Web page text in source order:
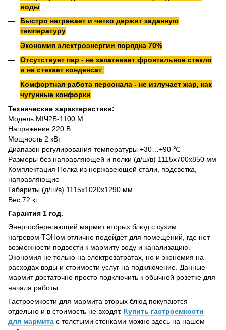
воды
Быстро нагревает и четко держит заданную
температуру
Экономия электроэнергии порядка 70%
Отсутствует пар - не запатевает фронтальное стекло
и не стекает конденсат
Комфортная работа персонала - не излучает жар, как
чугунные конфорки
Технические характеристики:
Модель МІЧ2Б-1100 М
Напряжение 220 В
Мощность 2 кВт
Диапазон регулирования температуры +30…+90 ℃
Размеры без направляющей и полки (д/ш/в) 1115х700х850 мм
Комплектация Полка из нержавеющей стали, подсветка,
направляющие
Габариты (д/ш/в) 1115х1020х1290 мм
Вес 72 кг
Гарантия 1 год.
Энергосберегающий мармит вторых блюд с сухим
нагревом ТЭНом отлично подойдет для помещений, где нет
возможности подвести к мармиту воду и канализацию.
Экономия не только на электрозатратах, но и экономия на
расходах воды и стоимости услуг на подключение. Данные
мармит достаточно просто подключить к обычной розетке для
начала работы.
Гастроемкости для мармита вторых блюд покупаются
отдельно и в стоимость не входят. Купить гастроемкости
для мармита с толстыми стенками можно здесь на нашем